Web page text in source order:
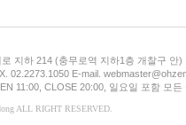
지하 214 (충무로역 지하1층 개찰구 안
02.2273.1050 E-mail.
11:00, CLOSE 20:00, 일요일 포함 모
ALL RIGHT RESERVED.